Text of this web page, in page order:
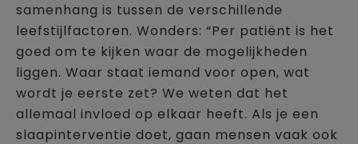
samenhang is tussen de verschillende
leefstijlfactoren. Wonders: “Per patiënt is het
goed om te kijken waar de mogelijkheden
liggen. Waar staat iemand voor open, wat
wordt je eerste zet? We weten dat het
allemaal invloed op elkaar heeft. Als je een
slaapinterventie doet, gaan mensen vaak ook